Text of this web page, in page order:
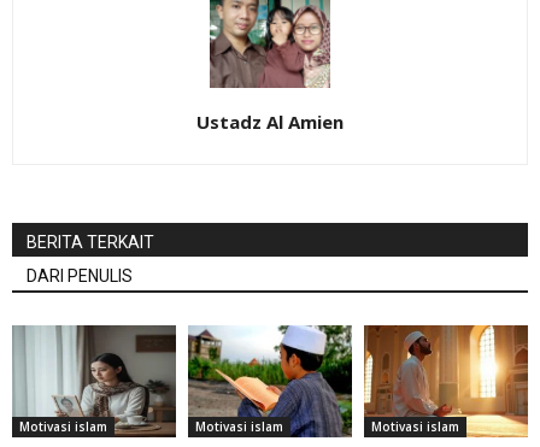
Ustadz Al Amien
BERITA TERKAIT
DARI PENULIS
Motivasi islam Motivasi islam Motivasi islam